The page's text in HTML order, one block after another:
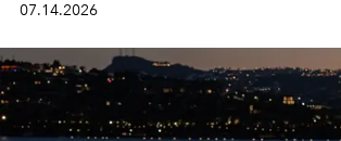
yepyeni Cloud Frappuccino® Blended
ve yiyecek alternatifleri yazın keyfine
07.14.2026